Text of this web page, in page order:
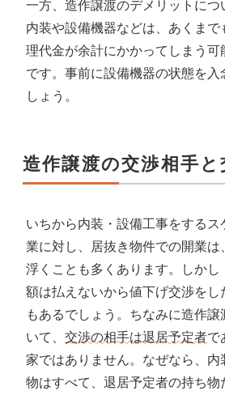
一方、造作譲渡のデメリットにつ
内装や設備機器などは、あくまで
理代金が余計にかかってしまう可
です。事前に設備機器の状態を入
しょう。
造作譲渡の交渉相手と
いちから内装・設備工事をするス
業に対し、居抜き物件での開業は
浮くことも多くあります。しかし
額は払えないから値下げ交渉をし
もあるでしょう。ちなみに造作
いて、 交渉の相手は退居予定者で
家ではありません。なぜなら、内
物はすべて、退居予定者の持ち物